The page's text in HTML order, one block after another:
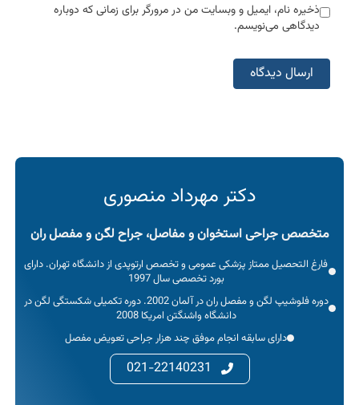
ذخیره نام، ایمیل و وبسایت من در مرورگر برای زمانی که دوباره
دیدگاهی می‌نویسم.
دکتر مهرداد منصوری
متخصص جراحی استخوان و مفاصل، جراح لگن و مفصل ران
فارغ التحصیل ممتاز پزشکی عمومی و تخصص ارتوپدی از دانشگاه تهران. دارای
بورد تخصصی سال 1997
دوره فلوشیپ لگن و مفصل ران در آلمان 2002. دوره تکمیلی شکستگی لگن در
دانشگاه واشنگتن امریکا 2008
دارای سابقه انجام موفق چند هزار جراحی تعویض مفصل
021-22140231